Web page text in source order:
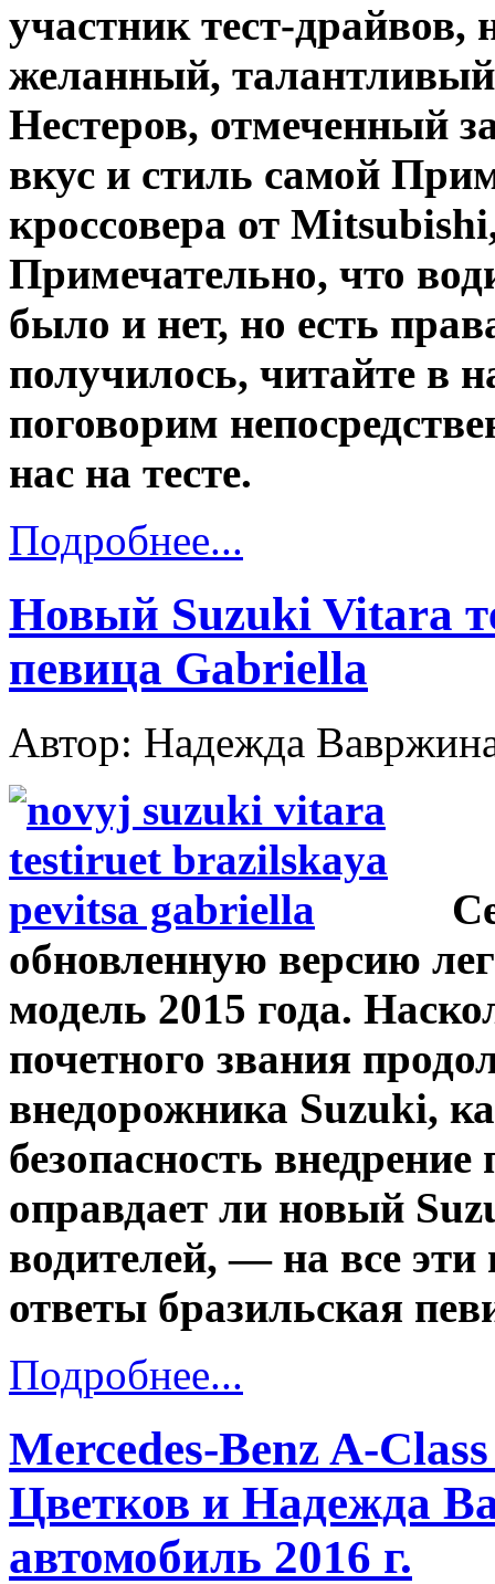
участник тест-драйвов,
желанный,
Нестеров, отмеченный
вкус и стиль самой
кроссовера от
Примечательно, что
было и нет, но есть
получилось, читайте в
поговорим
нас на тесте.
Подробнее...
Новый Suzuki Vitara
певица Gabriella
Автор: Надежда
обновленную версию
модель 2015 года.
почетного звания
внедорожника Suzuki,
безопасность
оправдает ли новый
водителей, — на все
ответы бразильская
Подробнее...
Mercedes-Benz A-
Цветков и Надежда
автомобиль 2016 г.